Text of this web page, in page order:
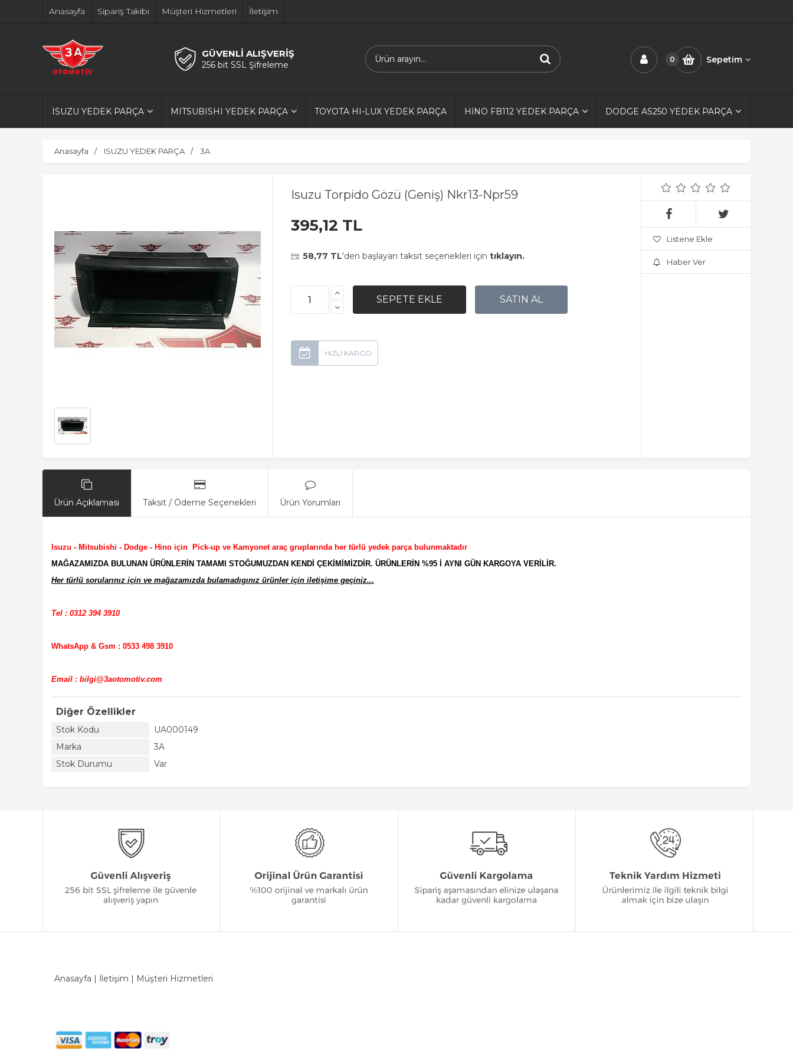
Anasayfa Sipariş Takibi Müşteri Hizmetleri İletişim
GÜVENLİ ALIŞVERİŞ
256 bit SSL Şifreleme
0 Sepetim
ISUZU YEDEK PARÇA MITSUBISHI YEDEK PARÇA TOYOTA HI-LUX YEDEK PARÇA HİNO FB112 YEDEK PARÇA DODGE AS250 YEDEK PARÇA
Anasayfa ISUZU YEDEK PARÇA 3A
Isuzu Torpido Gözü (Geniş) Nkr13-Npr59
395,12 TL
58,77 TL'den başlayan taksit seçenekleri için tıklayın.
Listene Ekle
Haber Ver
Ürün Açıklaması Taksit / Ödeme Seçenekleri Ürün Yorumları
Isuzu - Mitsubishi - Dodge - Hino için Pick-up ve Kamyonet araç gruplarında her türlü yedek parça bulunmaktadır
MAĞAZAMIZDA BULUNAN ÜRÜNLERİN TAMAMI STOĞUMUZDAN KENDİ ÇEKİMİMİZDİR. ÜRÜNLERİN %95 İ AYNI GÜN KARGOYA VERİLİR.
Her türlü sorularınız için ve mağazamızda bulamadıgınız ürünler için iletişime geçiniz...
Tel : 0312 394 3910
WhatsApp & Gsm : 0533 498 3910
Email : bilgi@3aotomotiv.com
Diğer Özellikler
Stok Kodu
UA000149
Marka
3A
Stok Durumu
Var
Anasayfa | İletişim | Müşteri Hizmetleri